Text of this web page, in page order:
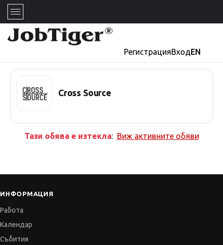
РегистрацияВходEN
Cross Source
Тази обява е изтекла: Виж активните обяви
ИНФОРМАЦИЯ
Работа
Календар
Събития